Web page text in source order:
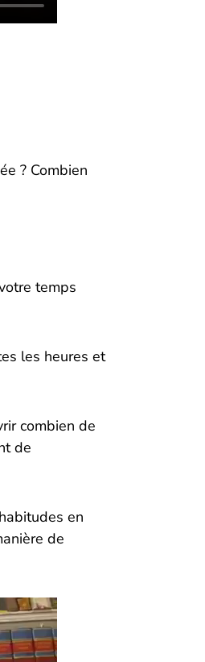
? Combien
temps
les heures et
combien de
de
en
de